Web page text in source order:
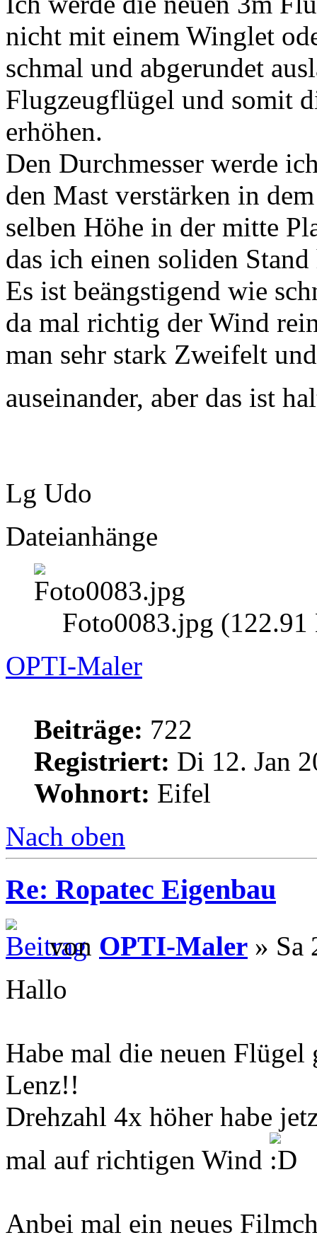
nicht mit einem Winglet
schmal und abgerundet
Flugzeugflügel und somit
erhöhen.
Den Durchmesser werde
den Mast verstärken in
selben Höhe in der mitte
das ich einen soliden Stand
Es ist beängstigend wie
da mal richtig der Wind
man sehr stark Zweifelt
auseinander, aber das ist
Lg Udo
Dateianhänge
Foto0083.jpg
OPTI-Maler
Beiträge: 722
Registriert: Di 12. Jan
Wohnort: Eifel
Nach oben
Re: Ropatec Eigenbau
von OPTI-Maler » Sa
Hallo
Habe mal die neuen Flügel
Lenz!!
Drehzahl 4x höher habe
mal auf richtigen Wind
Anbei mal ein neues